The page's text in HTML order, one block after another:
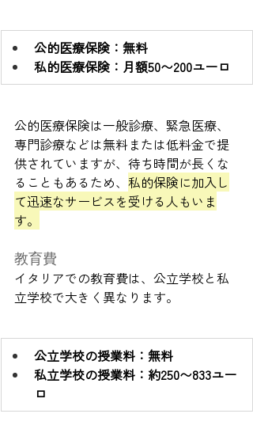
公的医療保険：無料
私的医療保険：月額50〜200ユーロ
公的医療保険は一般診療、緊急医療、
専門診療などは無料または低料金で提
供されていますが、待ち時間が長くな
ることもあるため、 私的保険に加入し
て迅速なサービスを受ける人もいま
す。
教育費
イタリアでの教育費は、公立学校と私
立学校で大きく異なります。
公立学校の授業料：無料
私立学校の授業料：約250〜833ユー
ロ